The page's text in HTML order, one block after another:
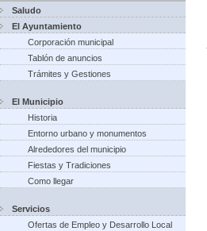
Saludo
El Ayuntamiento
Corporación municipal
Tablón de anuncios
Trámites y Gestiones
El Municipio
Historia
Entorno urbano y monumentos
Alrededores del municipio
Fiestas y Tradiciones
Como llegar
Servicios
Ofertas de Empleo y Desarrollo Local